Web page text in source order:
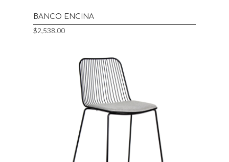
BANCO ENCINA
$2,538.00